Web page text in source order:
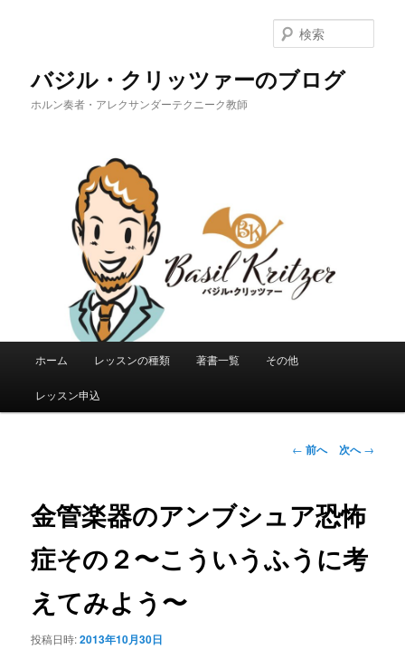
バジル・クリッツァーのブログ
ホルン奏者・アレクサンダーテクニーク教師
索
メ
ホーム レッスンの種類 著書一覧 その他
レッスン申込
投
ビ
ゲ
シ
ョ
← 前へ 次へ→
金管楽器のアンブシュア恐怖
症その２〜こういうふうに考
えてみよう〜
投稿日時:2013年10月30日